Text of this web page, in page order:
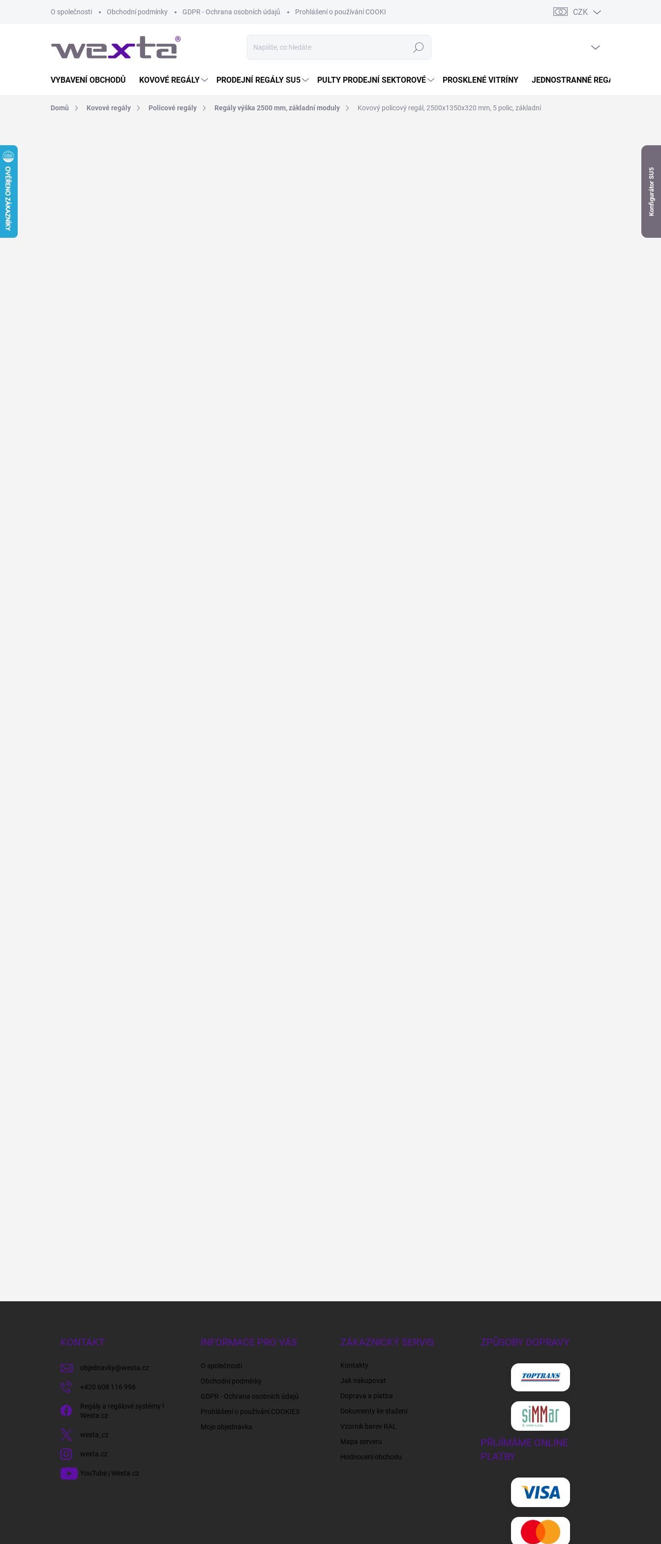
O společnosti Obchodní podmínky GDPR - Ochrana osobních údajů Prohlášení o používání COOKIES CZK
Hledat
VYBAVENÍ OBCHODŮ KOVOVÉ REGÁLY PRODEJNÍ REGÁLY SU5 PULTY PRODEJNÍ SEKTOROVÉ PROSKLENÉ VITRÍNY JEDNOSTRANNÉ REGÁLY
Domů Kovové regály Policové regály Regály výška 2500 mm, základní moduly Kovový policový regál, 2500x1350x320 mm, 5 polic, základní
KONTAKT
objednavky@wexta.cz
+420 608 116 996
Regály a regálové systémy l
Wexta.cz
wexta_cz
wexta.cz
YouTube | Wexta.cz
INFORMACE PRO VÁS
O společnosti
Obchodní podmínky
GDPR - Ochrana osobních údajů
Prohlášení o používání COOKIES
Moje objednávka
ZÁKAZNICKÝ SERVIS
Kontakty
Jak nakupovat
Doprava a platba
Dokumenty ke stažení
Vzorník barev RAL
Mapa serveru
Hodnocení obchodu
ZPŮSOBY DOPRAVY
PŘIJÍMÁME ONLINE
PLATBY
Konfigurátor SU5